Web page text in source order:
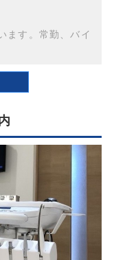
ます。常勤、バイ